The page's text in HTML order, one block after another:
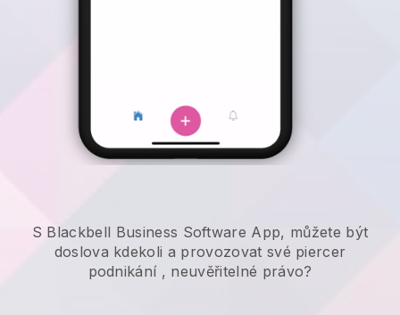
S Blackbell Business Software App, můžete být
doslova kdekoli a provozovat své piercer
podnikání, neuvěřitelné právo?